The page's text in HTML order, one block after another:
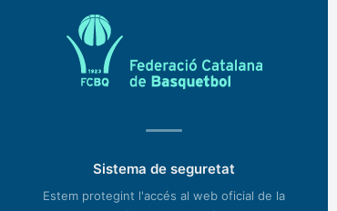
Sistema de seguretat
Estem protegint l'accés al web oficial de la